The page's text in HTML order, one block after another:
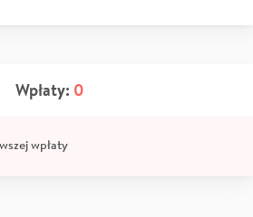
Wpłaty: 0
wpłaty